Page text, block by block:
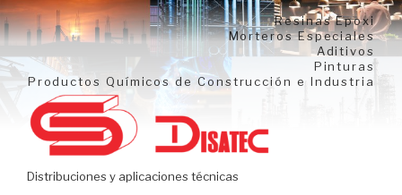
Ir
al
contenido
Resinas Epoxi
Morteros Especiales
Aditivos
Pinturas
Productos Químicos de Construcción e Industria
Distribuciones y aplicaciones técnicas